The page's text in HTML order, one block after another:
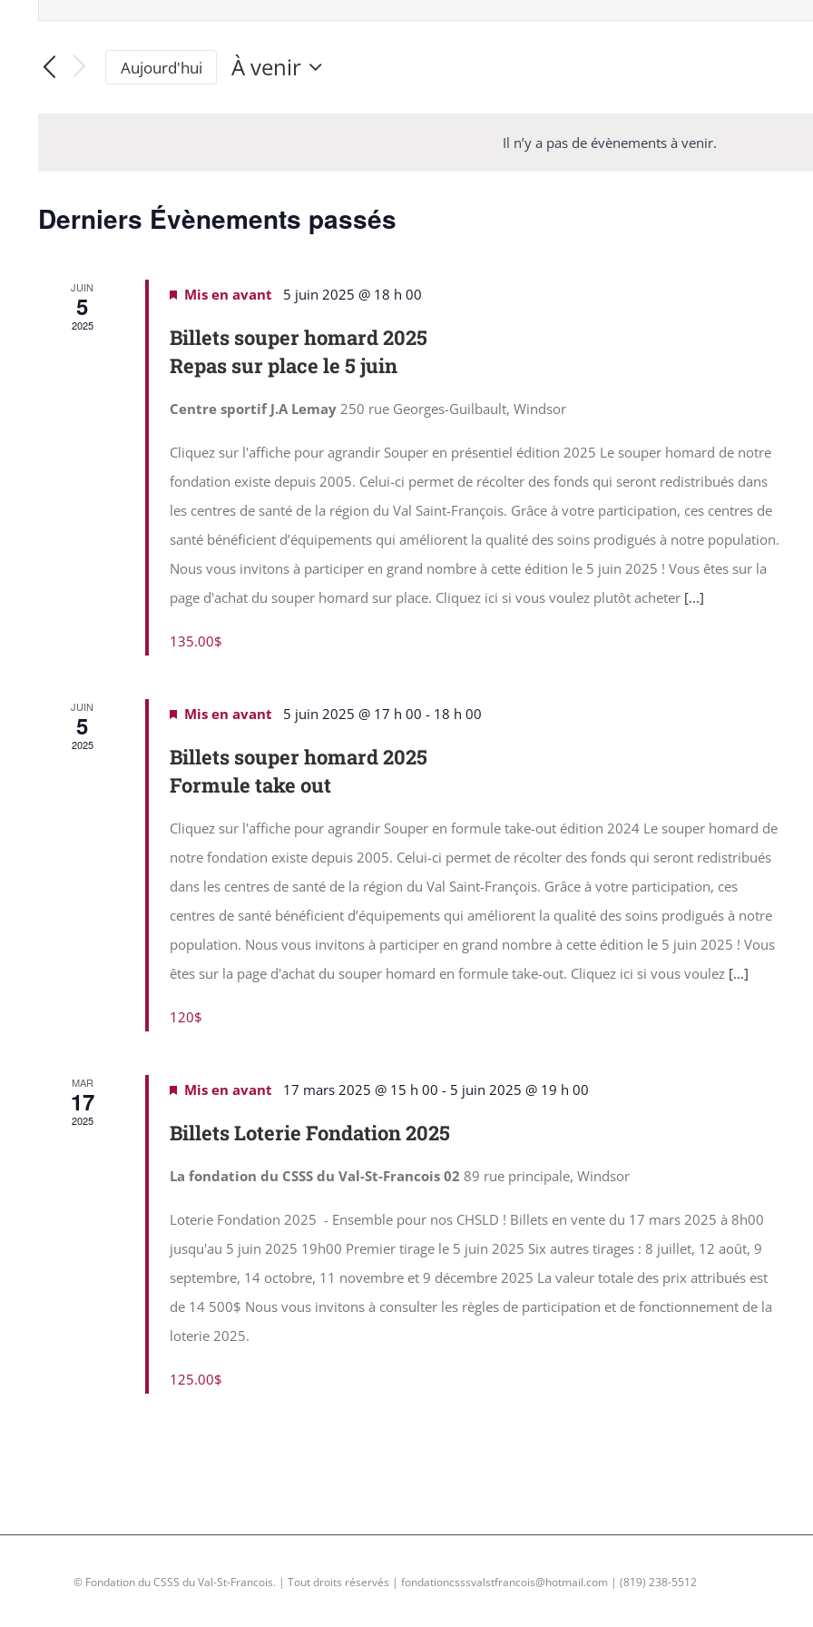
Il n’y a pas de évènements à venir.
et
navigation
Évènements
clé.
Rechercher
Aujourd'hui
À venir
Derniers Évènements passés
JUIN
5
2025
Mis en avant 5 juin 2025 @ 18 h 00
Billets souper homard 2025
Repas sur place le 5 juin
Centre sportif J.A Lemay250 rue Georges-Guilbault, Windsor
Cliquez sur l'affiche pour agrandir Souper en présentiel édition 2025 Le souper homard de notre
fondation existe depuis 2005. Celui-ci permet de récolter des fonds qui seront redistribués dans
les centres de santé de la région du Val Saint-François. Grâce à votre participation, ces centres de
santé bénéficient d’équipements qui améliorent la qualité des soins prodigués à notre population.
Nous vous invitons à participer en grand nombre à cette édition le 5 juin 2025 ! Vous êtes sur la
page d'achat du souper homard sur place. Cliquez ici si vous voulez plutôt acheter [...]
135.00$
JUIN
5
2025
Mis en avant 5 juin 2025 @ 17 h 00 - 18 h 00
Billets souper homard 2025
Formule take out
Cliquez sur l'affiche pour agrandir Souper en formule take-out édition 2024 Le souper homard de
notre fondation existe depuis 2005. Celui-ci permet de récolter des fonds qui seront redistribués
dans les centres de santé de la région du Val Saint-François. Grâce à votre participation, ces
centres de santé bénéficient d’équipements qui améliorent la qualité des soins prodigués à notre
population. Nous vous invitons à participer en grand nombre à cette édition le 5 juin 2025 ! Vous
êtes sur la page d'achat du souper homard en formule take-out. Cliquez ici si vous voulez [...]
120$
MAR
17
2025
Mis en avant 17 mars 2025 @ 15 h 00 - 5 juin 2025 @ 19 h 00
Billets Loterie Fondation 2025
La fondation du CSSS du Val-St-Francois 0289 rue principale, Windsor
Loterie Fondation 2025 - Ensemble pour nos CHSLD ! Billets en vente du 17 mars 2025 à 8h00
jusqu'au 5 juin 2025 19h00 Premier tirage le 5 juin 2025 Six autres tirages : 8 juillet, 12 août, 9
septembre, 14 octobre, 11 novembre et 9 décembre 2025 La valeur totale des prix attribués est
de 14 500$ Nous vous invitons à consulter les règles de participation et de fonctionnement de la
loterie 2025.
125.00$
© Fondation du CSSS du Val-St-Francois. | Tout droits réservés |fondationcsssvalstfrancois@hotmail.com | (819) 238-5512